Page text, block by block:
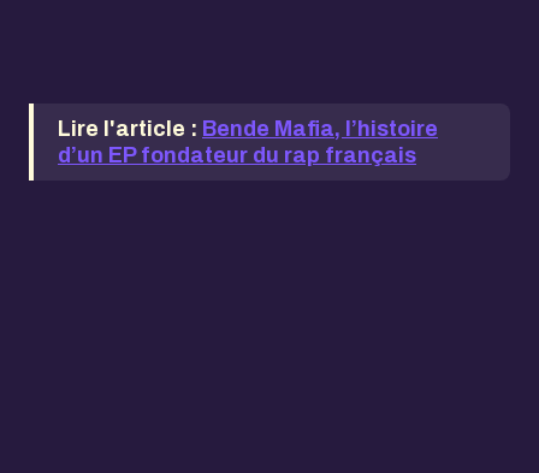
Lire l'article : Bende Mafia, l’histoire
d’un EP fondateur du rap français